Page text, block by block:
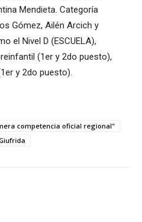
Mendieta. Categoría
Gómez, Ailén Arcich y
el Nivel D (ESCUELA),
(1er y 2do puesto),
y 2do puesto).
competencia oficial regional"